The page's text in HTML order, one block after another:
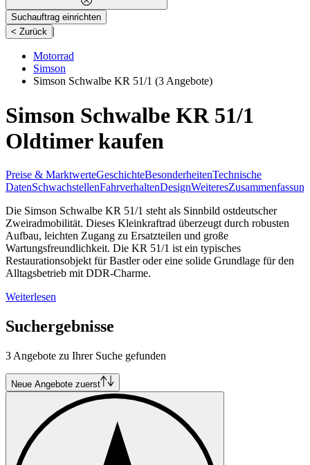
Suchauftrag einrichten
< Zurück |
Motorrad
Simson
Simson Schwalbe KR 51/1 (3 Angebote)
Simson Schwalbe KR 51/1
Oldtimer kaufen
Preise & MarktwerteGeschichteBesonderheitenTechnische
DatenSchwachstellenFahrverhaltenDesignWeiteresZusammenfassung
Die Simson Schwalbe KR 51/1 steht als Sinnbild ostdeutscher
Zweiradmobilität. Dieses Kleinkraftrad überzeugt durch robusten
Aufbau, leichten Zugang zu Ersatzteilen und große
Wartungsfreundlichkeit. Die KR 51/1 ist ein typisches
Restaurationsobjekt für Bastler oder eine solide Grundlage für den
Alltagsbetrieb mit DDR-Charme.
Weiterlesen
Suchergebnisse
3 Angebote zu Ihrer Suche gefunden
Neue Angebote zuerst